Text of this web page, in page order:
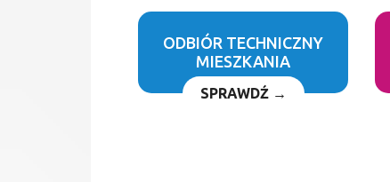
ODBIÓR TECHNICZNY
MIESZKANIA
SPRAWDŹ →